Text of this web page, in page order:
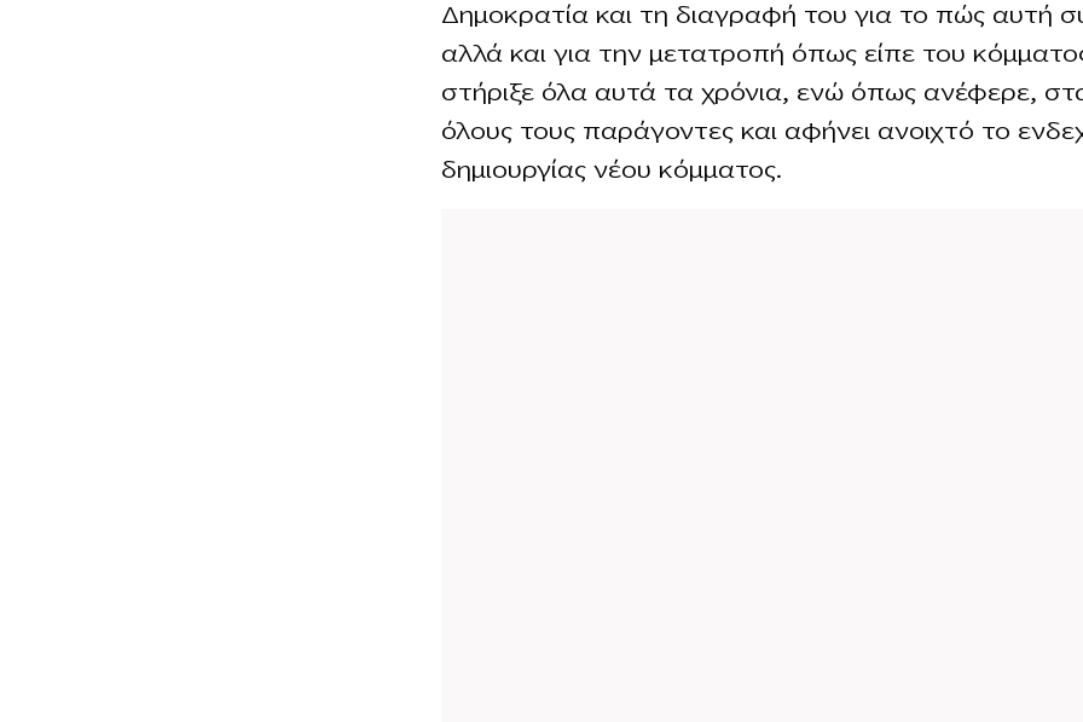
Δημοκρατία και τη διαγραφή του για το πώς αυτή
αλλά και για την μετατροπή όπως είπε του
στήριξε όλα αυτά τα χρόνια, ενώ όπως ανέφερε,
όλους τους παράγοντες και αφήνει ανοιχτό το
δημιουργίας νέου κόμματος.